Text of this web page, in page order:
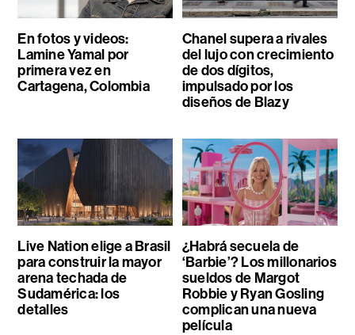
En fotos y videos:
Lamine Yamal por
primera vez en
Cartagena, Colombia
Chanel supera a rivales
del lujo con crecimiento
de dos dígitos,
impulsado por los
diseños de Blazy
Live Nation elige a Brasil
para construir la mayor
arena techada de
Sudamérica: los
detalles
¿Habrá secuela de
‘Barbie’? Los millonarios
sueldos de Margot
Robbie y Ryan Gosling
complican una nueva
película